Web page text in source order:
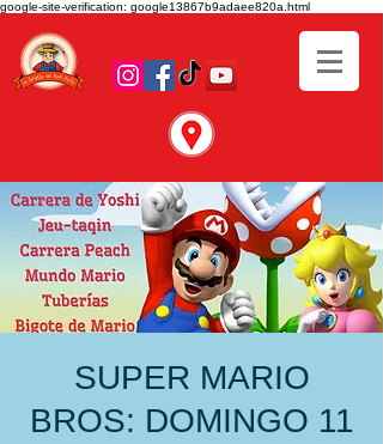
google-site-verification: google13867b9adaee820a.html
SUPER MARIO
BROS: DOMINGO 11